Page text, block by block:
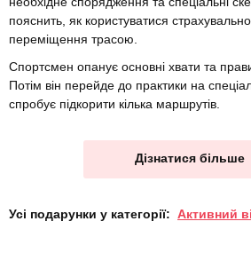
пояснить, як користуватися
переміщення трасою.
Спортсмен опанує основні хвати та
Потім він перейде до практики на
спробує підкорити кілька маршрутів.
Дізнатися більше
Усі подарунки у категорії: Активний